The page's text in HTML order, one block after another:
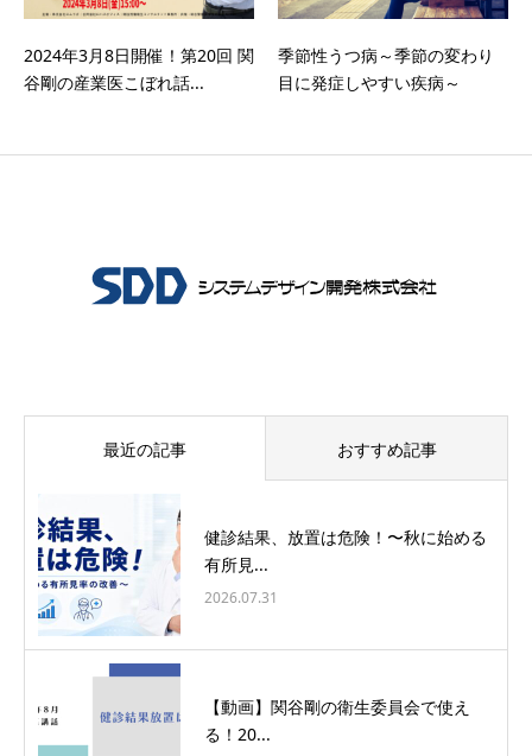
2024年3月8日開催！第20回 関
谷剛の産業医こぼれ話...
季節性うつ病～季節の変わり
目に発症しやすい疾病～
最近の記事 おすすめ記事
健診結果、放置は危険！〜秋に始める
有所見...
2026.07.31
【動画】関谷剛の衛生委員会で使え
る！20...